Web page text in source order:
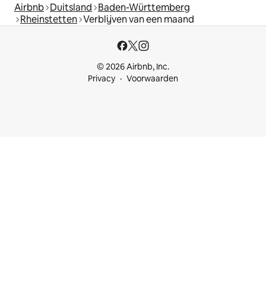
Airbnb Duitsland Baden-Württemberg
Rheinstetten Verblijven van een maand
© 2026 Airbnb, Inc.
Privacy
Voorwaarden